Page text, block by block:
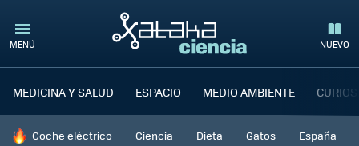
MENÚ NUEVO
MEDICINA Y SALUD ESPACIO MEDIO AMBIENTE
HOY SE HABLA DE
Coche eléctrico Ciencia Dieta Gatos España